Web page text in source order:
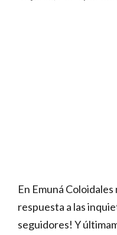
En Emuná
respuesta a las
seguidores! Y